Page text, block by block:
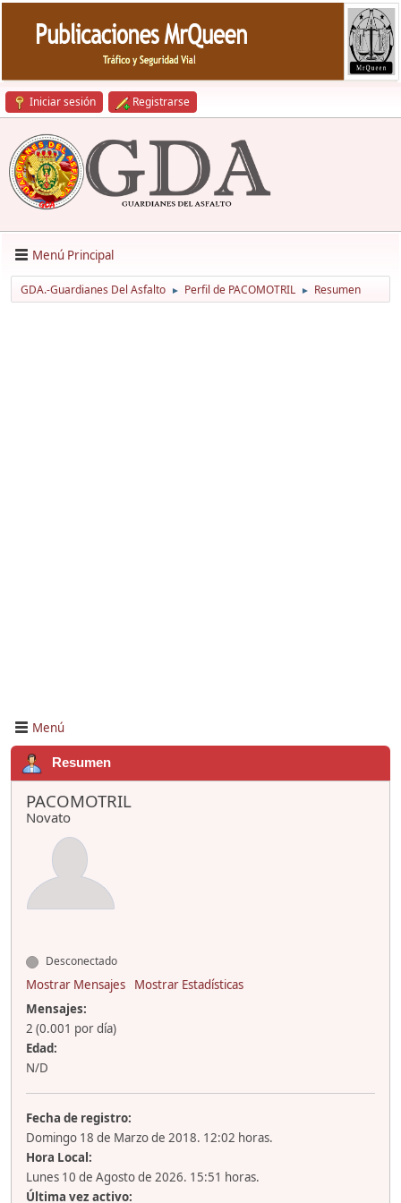
Iniciar sesión Registrarse
Menú Principal
GDA.-Guardianes Del Asfalto ► Perfil de PACOMOTRIL ► Resumen
Menú
Resumen
PACOMOTRIL
Novato
Desconectado
Mostrar Mensajes
Mostrar Estadísticas
Mensajes:
2 (0.001 por día)
Edad:
N/D
Fecha de registro:
Domingo 18 de Marzo de 2018. 12:02 horas.
Hora Local:
Lunes 10 de Agosto de 2026. 15:51 horas.
Última vez activo: